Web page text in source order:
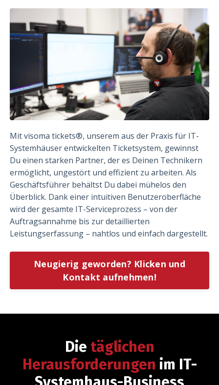
Mit visoma tickets®, unserem aus der Praxis für IT-
Systemhäuser entwickelten Ticketsystem, gewinnst
Du einen starken Partner, der es Deinen Technikern
ermöglicht, ungestört und effizient zu arbeiten. Als
Geschäftsführer behältst Du dabei mühelos den
Überblick. Dank einer intuitiven Benutzeroberfläche
wird der gesamte IT-Serviceprozess – von der
Auftragsannahme bis zur detaillierten
Leistungserfassung – nahtlos und einfach dargestellt.
Neugierig geworden? Klicken und
Kontakt aufnehmen!
Die täglichen
Herausforderungen im IT-